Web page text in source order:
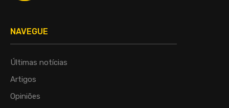
NAVEGUE
Últimas notícias
Artigos
Opiniões